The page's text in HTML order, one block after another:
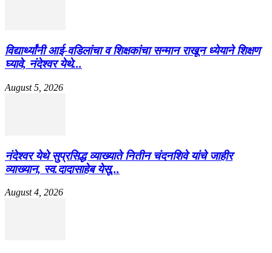
विद्यार्थ्यांनी आई-वडिलांचा व शिक्षकांचा सन्मान राखून ध्येयाने शिक्षण
घ्यावे, नंदेश्वर येथे...
August 5, 2026
नंदेश्वर येथे सुप्रसिद्ध व्याख्याते नितीन चंदनशिवे यांचे जाहीर
व्याख्यान, स्व.दादासाहेब येसू...
August 4, 2026